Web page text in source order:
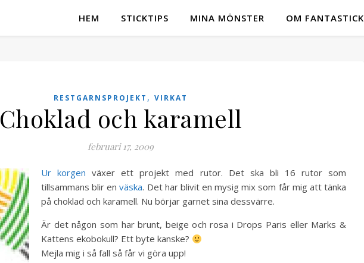
HEM STICKTIPS MINA MÖNSTER OM FANTASTICK
RESTGARNSPROJEKT , VIRKAT
Choklad och karamell
februari 17, 2009
Ur korgen växer ett projekt med rutor. Det ska bli 16 rutor som
tillsammans blir enväska. Det har blivit en mysig mix som får mig att tänka
på choklad och karamell. Nu börjar garnet sina dessvärre.
Är det någon som har brunt, beige och rosa i Drops Paris eller Marks &
Kattens ekobokull? Ett byte kanske?
Mejla mig i så fall så får vi göra upp!